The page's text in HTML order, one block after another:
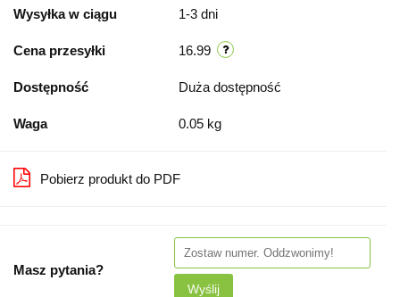
Wysyłka w ciągu 1-3 dni
Cena przesyłki 16.99
Dostępność Duża dostępność
Waga 0.05 kg
Pobierz produkt do PDF
Masz pytania?
Wyślij